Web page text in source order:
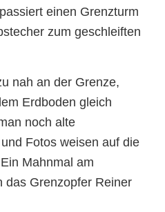
einen Grenzturm
zum geschleiften
nah an der Grenze,
Erdboden gleich
noch alte
Fotos weisen auf die
Mahnmal am
das Grenzopfer Reiner